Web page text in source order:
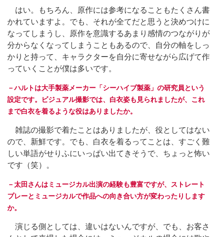
はい。もちろん、原作には参考になることもたくさん書
かれていますよ。でも、それが全てだと思うと決めつけに
なってしまうし、原作を意識するあまり感情のつながりが
分からなくなってしまうこともあるので、自分の軸をしっ
かりと持って、キャラクターを自分に寄せながら広げて作
っていくことが僕は多いです。
－ハルトは大手製薬メーカー「シーハイブ製薬」の研究員という
設定です。ビジュアル撮影では、白衣姿も見られましたが、これ
まで白衣を着るような役はありましたか。
雑誌の撮影で着たことはありましたが、役としてはない
ので、新鮮です。でも、白衣を着るってことは、すごく難
しい単語がせりふにいっぱい出てきそうで、ちょっと怖い
です（笑）。
－太田さんはミュージカル出演の経験も豊富ですが、ストレート
プレーとミュージカルで作品への向き合い方が変わったりします
か。
演じる側としては、違いはないんですが、でも、お客さ